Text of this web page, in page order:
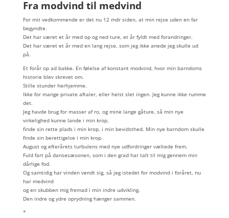
Fra modvind til medvind
For mit vedkommende er det nu 12 mdr siden, at min rejse uden en far
begyndte.
Det har været et år med op og ned ture, et år fyldt med forandringer.
Det har været et år med en lang rejse, som jeg ikke anede jeg skulle ud
på.
Et forår op ad bakke. En følelse af konstant modvind, hvor min barndoms
historie blev skrevet om.
Stille stunder herhjemme.
Ikke for mange private aftaler, eller helst slet ingen. Jeg kunne ikke rumme
det.
Jeg havde brug for masser af ro, og mine lange gåture, så min nye
virkelighed kunne lande i min krop,
finde sin rette plads i min krop, i min bevidsthed. Min nye barndom skulle
finde sin berettigelse i min krop.
August og efterårets turbulens med nye udfordringer væltede frem.
Fuld fart på dansesæsonen, som i den grad har talt til mig gennem min
dårlige fod.
Og samtidig har vinden vendt sig, så jeg istedet for modvind i foråret, nu
har medvind
og en skubben mig fremad i min indre udvikling.
Den indre og ydre oprydning hænger sammen.
*